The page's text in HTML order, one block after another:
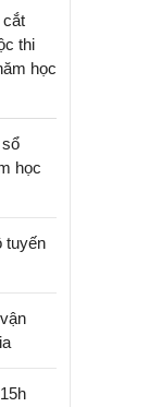
cắt
thi
học
học
tuyến